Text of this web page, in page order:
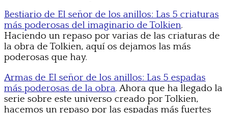
Bestiario de El señor de los anillos: Las 5 criaturas
más poderosas del imaginario de Tolkien.
Haciendo un repaso por varias de las criaturas de
la obra de Tolkien, aquí os dejamos las más
poderosas que hay.
Armas de El señor de los anillos: Las 5 espadas
más poderosas de la obra. Ahora que ha llegado la
serie sobre este universo creado por Tolkien,
hacemos un repaso por las espadas más fuertes